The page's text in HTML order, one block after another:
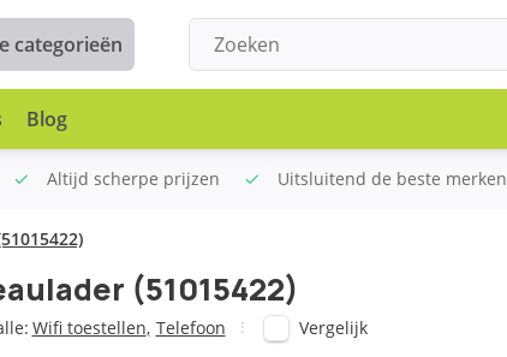
categorieën
Blog
Altijd scherpe prijzen Uitsluitend de beste merken
(51015422)
Wifi toestellen, Telefoon Vergelijk